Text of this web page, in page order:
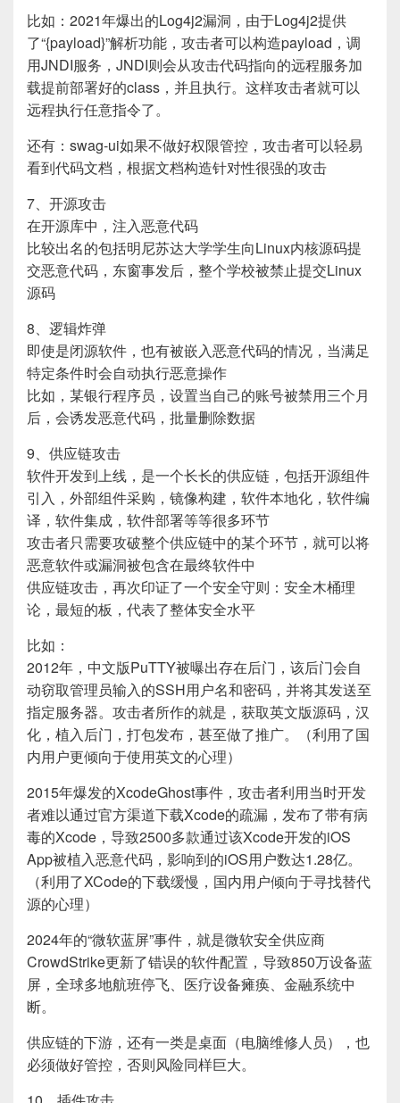
比如：2021年爆出的Log4j2漏洞，由于Log4j2提供
了“{payload}”解析功能，攻击者可以构造payload，调
用JNDI服务，JNDI则会从攻击代码指向的远程服务加
载提前部署好的class，并且执行。这样攻击者就可以
远程执行任意指令了。
还有：swag-ui如果不做好权限管控，攻击者可以轻易
看到代码文档，根据文档构造针对性很强的攻击
7、开源攻击
在开源库中，注入恶意代码
比较出名的包括明尼苏达大学学生向Linux内核源码提
交恶意代码，东窗事发后，整个学校被禁止提交Linux
源码
8、逻辑炸弹
即使是闭源软件，也有被嵌入恶意代码的情况，当满足
特定条件时会自动执行恶意操作
比如，某银行程序员，设置当自己的账号被禁用三个月
后，会诱发恶意代码，批量删除数据
9、供应链攻击
软件开发到上线，是一个长长的供应链，包括开源组件
引入，外部组件采购，镜像构建，软件本地化，软件编
译，软件集成，软件部署等等很多环节
攻击者只需要攻破整个供应链中的某个环节，就可以将
恶意软件或漏洞被包含在最终软件中
供应链攻击，再次印证了一个安全守则：安全木桶理
论，最短的板，代表了整体安全水平
比如：
2012年，中文版PuTTY被曝出存在后门，该后门会自
动窃取管理员输入的SSH用户名和密码，并将其发送至
指定服务器。攻击者所作的就是，获取英文版源码，汉
化，植入后门，打包发布，甚至做了推广。（利用了国
内用户更倾向于使用英文的心理）
2015年爆发的XcodeGhost事件，攻击者利用当时开发
者难以通过官方渠道下载Xcode的疏漏，发布了带有病
毒的Xcode，导致2500多款通过该Xcode开发的iOS
App被植入恶意代码，影响到的iOS用户数达1.28亿。
（利用了XCode的下载缓慢，国内用户倾向于寻找替代
源的心理）
2024年的“微软蓝屏”事件，就是微软安全供应商
CrowdStrike更新了错误的软件配置，导致850万设备蓝
屏，全球多地航班停飞、医疗设备瘫痪、金融系统中
断。
供应链的下游，还有一类是桌面（电脑维修人员），也
必须做好管控，否则风险同样巨大。